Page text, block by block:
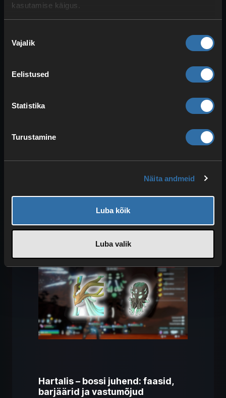
kasutamise käigus.
valik
Vajalik
Eelistused
Statistika
Turustamine
Näita andmeid
Luba kõik
Luba valik
Xenolord – bossi juhend:
lisanduvad vastased ja
kombinatsioon, seega saad taas
Palidele. Ta ei vaheta madalatel eludel
XenovaderijaXenogardi–, kes
püüavad sind segada. Selles võitluses on
võitlusest soovitame tõsta kõik Palid
maksimaalsele tasemele.
Hartalis – bossi juhend: faasid,
barjäärid ja vastumõjud